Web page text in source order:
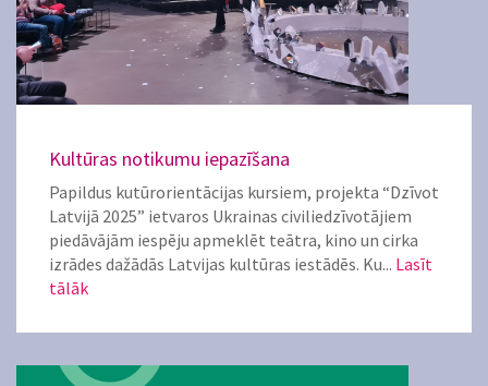
Kultūras notikumu iepazīšana
Papildus kutūrorientācijas kursiem, projekta “Dzīvot
Latvijā 2025” ietvaros Ukrainas civiliedzīvotājiem
piedāvājām iespēju apmeklēt teātra, kino un cirka
izrādes dažādās Latvijas kultūras iestādēs. Ku... Lasīt
tālāk